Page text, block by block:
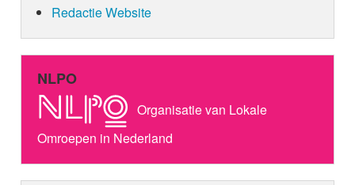
Redactie Website
NLPO
Organisatie van Lokale
Omroepen in Nederland